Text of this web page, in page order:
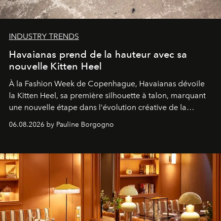
INDUSTRY TRENDS
Havaianas prend de la hauteur avec sa
nouvelle Kitten Heel
À la Fashion Week de Copenhague, Havaianas dévoile
la Kitten Heel, sa première silhouette à talon, marquant
une nouvelle étape dans l'évolution créative de la
06.08.2026 by Pauline Borgogno